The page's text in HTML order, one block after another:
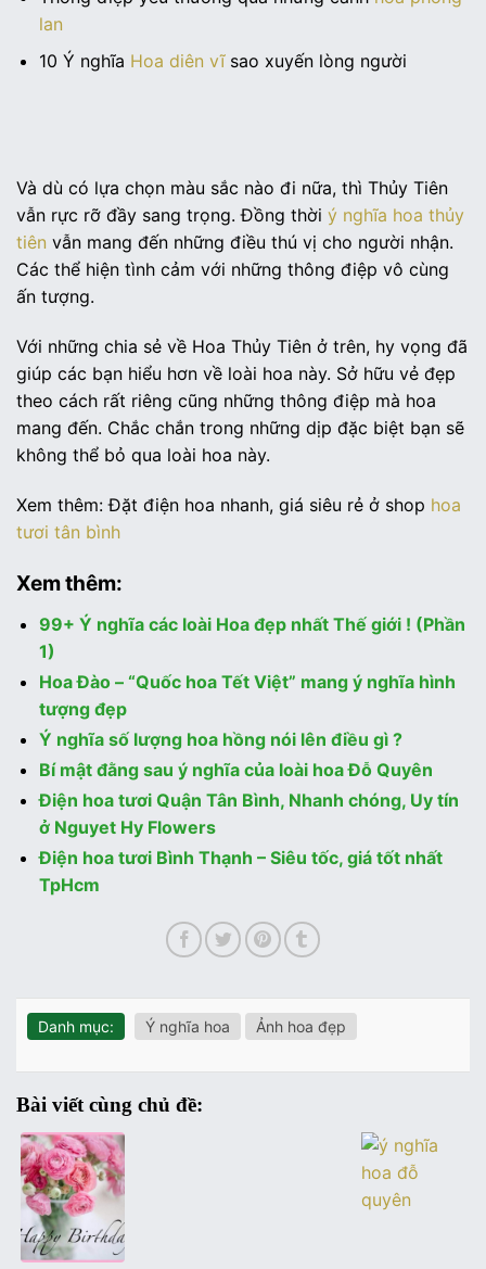
lan
10 Ý nghĩa Hoa diên vĩsao xuyến lòng người
Và dù có lựa chọn màu sắc nào đi nữa, thì Thủy Tiên
vẫn rực rỡ đầy sang trọng. Đồng thời ý nghĩa hoa thủy
tiên vẫn mang đến những điều thú vị cho người nhận.
Các thể hiện tình cảm với những thông điệp vô cùng
ấn tượng.
Với những chia sẻ về Hoa Thủy Tiên ở trên, hy vọng đã
giúp các bạn hiểu hơn về loài hoa này. Sở hữu vẻ đẹp
theo cách rất riêng cũng những thông điệp mà hoa
mang đến. Chắc chắn trong những dịp đặc biệt bạn sẽ
không thể bỏ qua loài hoa này.
Xem thêm: Đặt điện hoa nhanh, giá siêu rẻ ở shop hoa
tươi tân bình
Xem thêm:
99+ Ý nghĩa các loài Hoa đẹp nhất Thế giới ! (Phần
1)
Hoa Đào – “Quốc hoa Tết Việt” mang ý nghĩa hình
tượng đẹp
Ý nghĩa số lượng hoa hồng nói lên điều gì ?
Bí mật đằng sau ý nghĩa của loài hoa Đỗ Quyên
Điện hoa tươi Quận Tân Bình, Nhanh chóng, Uy tín
ở Nguyet Hy Flowers
Điện hoa tươi Bình Thạnh – Siêu tốc, giá tốt nhất
TpHcm
Danh mục: Ý nghĩa hoa Ảnh hoa đẹp
Bài viết cùng chủ đề: